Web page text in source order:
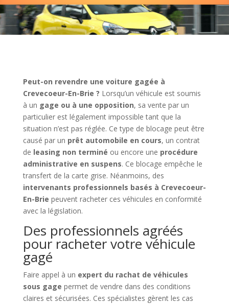
Peut-on revendre une voiture gagée à
Crevecoeur-En-Brie ? Lorsqu’un véhicule est soumis
à un gage ou à une opposition, sa vente par un
particulier est légalement impossible tant que la
situation n’est pas réglée. Ce type de blocage peut être
causé par un prêt automobile en cours, un contrat
de leasing non terminé ou encore une procédure
administrative en suspens. Ce blocage empêche le
transfert de la carte grise. Néanmoins, des
intervenants professionnels basés à Crevecoeur-
En-Brie peuvent racheter ces véhicules en conformité
avec la législation.
Des professionnels agréés
pour racheter votre véhicule
gagé
Faire appel à un expert du rachat de véhicules
sous gage permet de vendre dans des conditions
claires et sécurisées. Ces spécialistes gèrent les cas